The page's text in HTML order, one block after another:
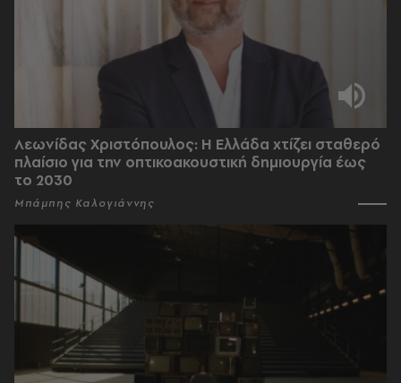
Λεωνίδας Χριστόπουλος: Η Ελλάδα χτίζει σταθερό
πλαίσιο για την οπτικοακουστική δημιουργία έως
το 2030
Μπάμπης Καλογιάννης